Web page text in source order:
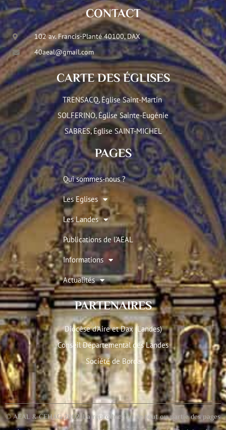
CONTACT
102 av. Francis-Planté 40100, DAX
40aeal@gmail.com
CARTE DES ÉGLISES
TRENSACQ, Église Saint-Martin
SOLFERINO, Église Sainte-Eugénie
SABRES, Église SAINT-MICHEL
PAGES
Qui sommes-nous ?
Les Eglises
Les Landes
Publications de l’AEAL
Informations
Actualités
PARTENAIRES
Diocèse d'Aire et Dax (Landes)
Conseil Départemental des Landes
Société de Borda
© AEAL & CEHAG 2002. La reproduction de tout ou partie des pages